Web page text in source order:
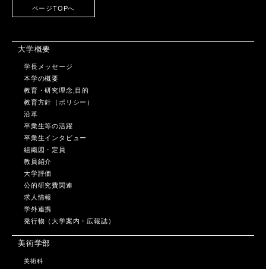
ページTOPへ
大学概要
学長メッセージ
本学の概要
教育・研究理念,目的
教育方針（ポリシー）
沿革
卒業生等の活躍
卒業生インタビュー
組織図・定員
教員紹介
大学評価
公的研究費関連
求人情報
学外連携
発行物（大学案内・広報誌）
美術学部
美術科